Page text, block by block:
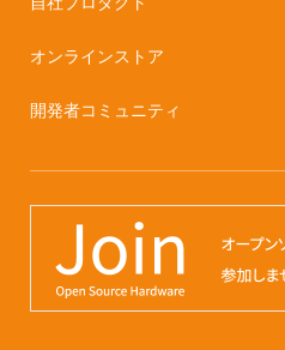
オンラインストア
開発者コミュニティ